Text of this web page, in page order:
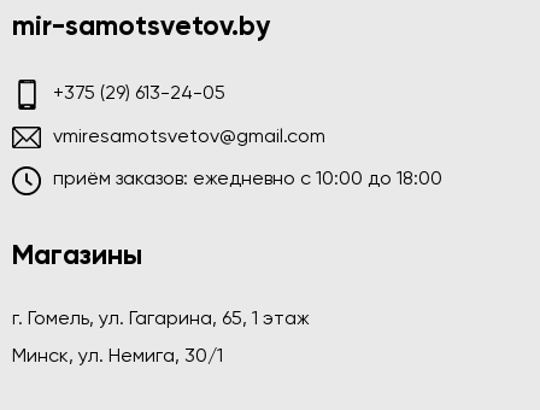
mir-samotsvetov.by
+375 (29) 613-24-05
vmiresamotsvetov@gmail.com
приём заказов: ежедневно c 10:00 до 18:00
Магазины
г. Гомель, ул. Гагарина, 65, 1 этаж
Минск, ул. Немига, 30/1